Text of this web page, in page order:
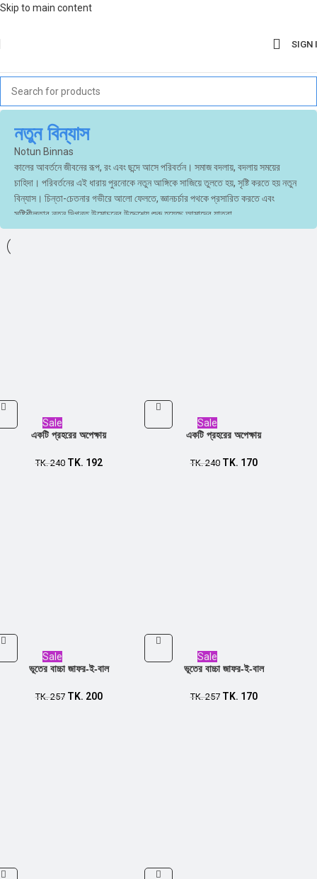
Skip to main content
SIGN
নতুন বিন্যাস
Notun Binnas
কালের আবর্তনে জীবনের রূপ, রং এবং ছন্দে আসে পরিবর্তন। সমাজ বদলায়, বদলায় সময়ের
চাহিদা। পরিবর্তনের এই ধারায় পুরনোকে নতুন আঙ্গিকে সাজিয়ে তুলতে হয়, সৃষ্টি করতে হয় নতুন
বিন্যাস। চিন্তা-চেতনার গভীরে আলো ফেলতে, জ্ঞানচর্চার পথকে প্রসারিত করতে এবং
সৃষ্টিশীলতার নতুন দিগন্ত উন্মোচনের উদ্দেশ্যে শুরু হয়েছে আমাদের যাত্রা
Sale
একটি প্রহরের অপেক্ষায়
TK.240 TK. 192
Sale
একটি প্রহরের অপেক্ষায়
TK.240 TK. 170
Sale
ভূতের বাচ্চা জাফর-ই-বাল
TK.257 TK. 200
Sale
ভূতের বাচ্চা জাফর-ই-বাল
TK.257 TK. 170